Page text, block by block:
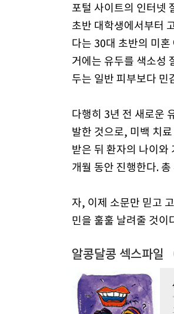
포털 사이트의 인터넷
초반 대학생에서부터
다는 30대 초반의 미
거에는 유두를 색소성
두는 일반 피부보다 민
다행히 3년 전 새로운
발한 것으로, 미백 치
받은 뒤 환자의 나이와
개월 동안 진행한다.
자, 이제 소문만 믿고
민을 훌훌 날려줄 것이
알콩달콩 섹스파일